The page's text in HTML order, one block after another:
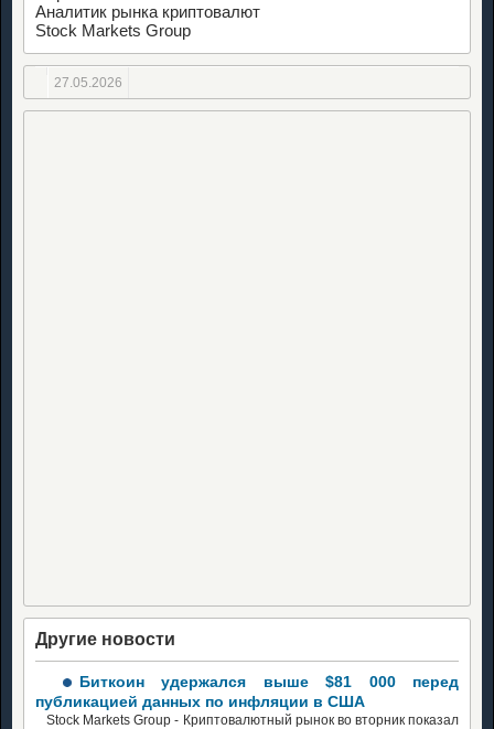
Аналитик рынка криптовалют
Stock Markets Group
27.05.2026
Другие новости
Биткоин удержался выше $81 000 перед
публикацией данных по инфляции в США
Stock Markets Group - Криптовалютный рынок во вторник показал